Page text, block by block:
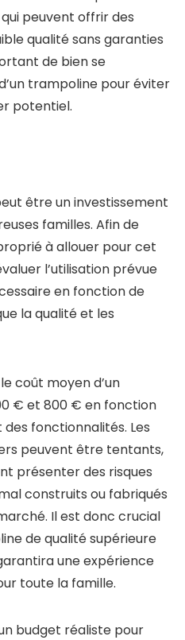
peuvent offrir des
qualité sans garanties
de bien se
trampoline pour éviter
potentiel.
être un investissement
familles. Afin de
à allouer pour cet
l’utilisation prévue
en fonction de
la qualité et les
coût moyen d’un
€ et 800 € en fonction
fonctionnalités. Les
peuvent être tentants,
présenter des risques
construits ou fabriqués
Il est donc crucial
de qualité supérieure
une expérience
toute la famille.
budget réaliste pour